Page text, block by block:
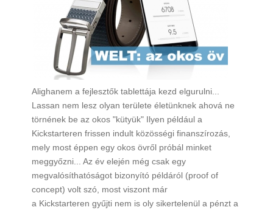
Alighanem a fejlesztők tablettája kezd elgurulni...
Lassan nem lesz olyan területe életünknek ahová ne
törnének be az okos "kütyük" Ilyen például a
Kickstarteren frissen indult közösségi finanszírozás,
mely most éppen egy okos övről próbál minket
meggyőzni... Az év elején még csak egy
megvalósíthatóságot bizonyító példáról (proof of
concept) volt szó, most viszont már
a Kickstarteren gyűjti nem is oly sikertelenül a pénzt a